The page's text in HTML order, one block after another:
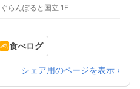
らんぽると国立 1F
食べログ
シェア用のページを表示 ›